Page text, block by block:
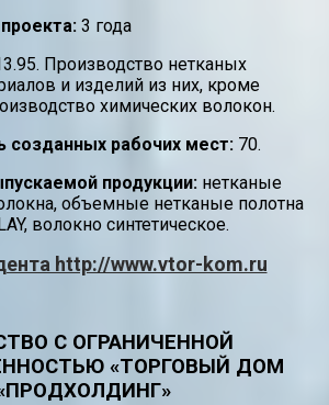
3 года
Производство нетканых
и изделий из них, кроме
химических волокон.
созданных рабочих мест: 70.
продукции: нетканые
объемные нетканые полотна
волокно синтетическое.
http://www.vtor-kom.ru
С ОГРАНИЧЕННОЙ
«ТОРГОВЫЙ ДОМ